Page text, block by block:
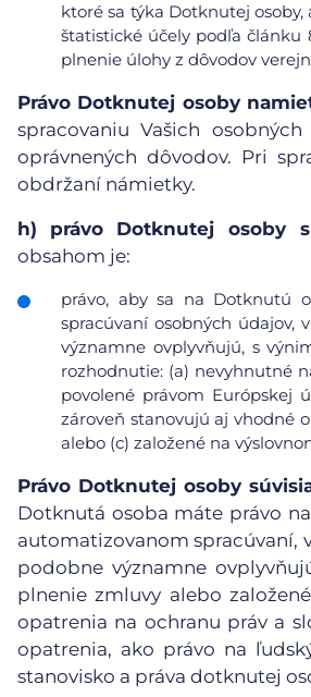
ktoré sa týka Dotknutej
štatistické účely podľa článku
plnenie úlohy z dôvodov
Právo Dotknutej osoby
spracovaniu Vašich
oprávnených dôvodov. Pri
obdržaní námietky.
h)
právo Dotknutej osoby
obsahom je:
právo, aby sa na Dotknutú
spracúvaní osobných
významne ovplyvňujú, s
rozhodnutie: (a) nevyhnutné
povolené právom Európskej
zároveň stanovujú aj vhodné
alebo (c) založené na
Právo Dotknutej osoby
Dotknutá osoba máte právo
automatizovanom spracúvaní,
podobne významne
plnenie zmluvy alebo
opatrenia na ochranu práv a
opatrenia, ako právo na
stanovisko a práva dotknutej